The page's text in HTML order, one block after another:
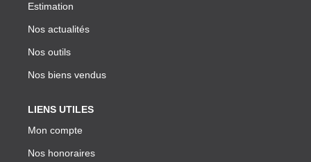
Estimation
Nos actualités
Nos outils
Nos biens vendus
LIENS UTILES
Mon compte
Nos honoraires